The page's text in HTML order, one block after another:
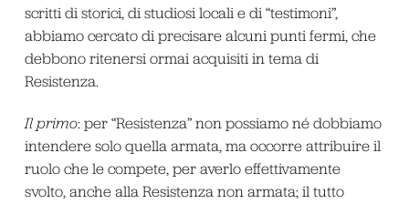
scritti di storici, di studiosi locali e di “testimoni”,
abbiamo cercato di precisare alcuni punti fermi, che
debbono ritenersi ormai acquisiti in tema di
Resistenza.
Il primo: per “Resistenza” non possiamo né dobbiamo
intendere solo quella armata, ma occorre attribuire il
ruolo che le compete, per averlo effettivamente
svolto, anche alla Resistenza non armata; il tutto